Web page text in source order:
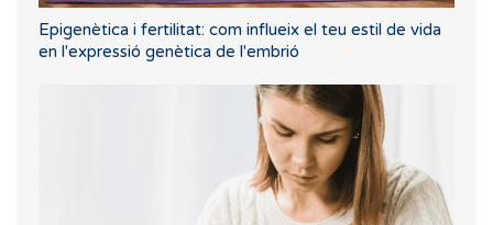
Epigenètica i fertilitat: com influeix el teu estil de vida
en l'expressió genètica de l'embrió